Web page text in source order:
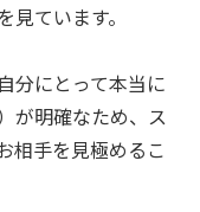
ています。
分にとって本当に
が明確なため、ス
相手を見極めるこ